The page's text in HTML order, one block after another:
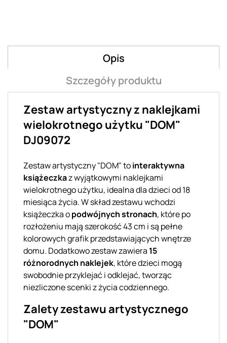
Opis
Szczegóły produktu
Zestaw artystyczny z naklejkami
wielokrotnego użytku "DOM"
DJ09072
Zestaw artystyczny "DOM" tointeraktywna
książeczkaz wyjątkowymi naklejkami
wielokrotnego użytku, idealna dla dzieci od 18
miesiąca życia. W skład zestawu wchodzi
książeczka opodwójnych stronach, które po
rozłożeniu mają szerokość 43 cm i są pełne
kolorowych grafik przedstawiających wnętrze
domu. Dodatkowo zestaw zawiera 15
różnorodnych naklejek, które dzieci mogą
swobodnie przyklejać i odklejać, tworząc
niezliczone scenki z życia codziennego.
Zalety zestawu artystycznego
"DOM"